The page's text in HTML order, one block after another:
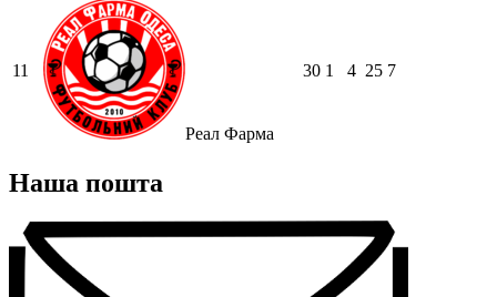
11
Реал Фарма
30 1 4 25 7
Наша пошта